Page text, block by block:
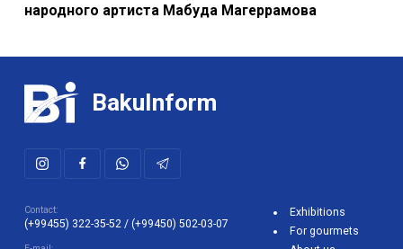
народного артиста Мабуда Магеррамова
BakuInform
Contact:
(+99455) 322-35-52 / (+99450) 502-03-07
Exhibitions
For gourmets